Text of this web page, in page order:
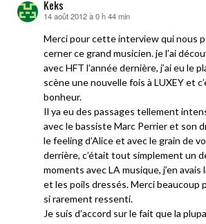
Keks
dit :
14 août 2012 à 0 h 44 min
Merci pour cette interview qui nous
cerner ce grand musicien. je l’ai
avec HFT l’année dernière, j’ai eu le
scène une nouvelle fois à LUXEY et
bonheur.
Il ya eu des passages tellement
avec le bassiste Marc Perrier et son
le feeling d’Alice et avec le grain de
derrière, c’était tout simplement un
moments avec LA musique, j’en avais
et les poils dressés. Merci beaucoup
si rarement ressenti.
Je suis d’accord sur le fait que la